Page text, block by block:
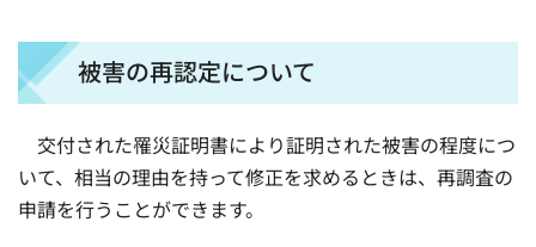
被害の再認定について
交付された罹災証明書により証明された被害の程度につ
いて、相当の理由を持って修正を求めるときは、再調査の
申請を行うことができます。